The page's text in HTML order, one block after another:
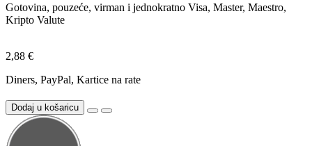
Gotovina, pouzeće, virman i jednokratno Visa, Master, Maestro,
Kripto Valute
2,88 €
Diners, PayPal, Kartice na rate
Dodaj u košaricu